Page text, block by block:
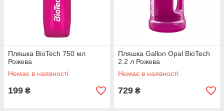
Пляшка BioTech 750 мл
Рожева
Немає в наявності
199 ₴
Пляшка Gallon Opal BioTech
2.2 л Рожева
Немає в наявності
729 ₴